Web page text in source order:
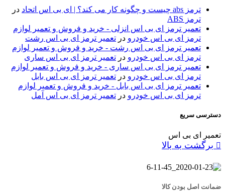
ترمز abs چیست و چگونه کار می کند؟ | ای بی اس اتحاد
در
ترمز ABS
تعمیر ترمز ای بی اس انزلی - خرید و فروش و تعمیر لوازم
ترمز ای بی اس خودرو در تعمیر ترمز ای بی اس رشت
تعمیر ترمز ای بی اس رشت - خرید و فروش و تعمیر لوازم
ترمز ای بی اس خودرو در تعمیر ترمز ای بی اس ساری
تعمیر ترمز ای بی اس ساری - خرید و فروش و تعمیر لوازم
ترمز ای بی اس خودرو در تعمیر ترمز ای بی اس بابل
تعمیر ترمز ای بی اس بابل - خرید و فروش و تعمیر لوازم
ترمز ای بی اس خودرو در تعمیر ترمز ای بی اس آمل
دسترسی سریع
تعمیر ای بی اس
برگشت به بالا
ضمانت اصل بودن کالا